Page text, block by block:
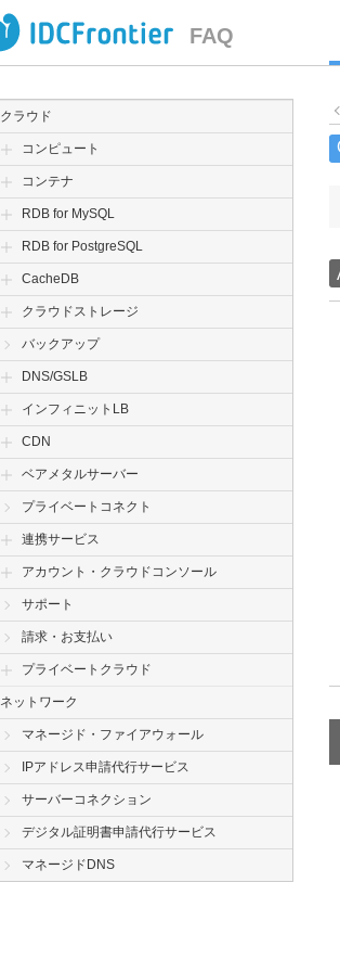
FAQ
クラウド
コンピュート
コンテナ
RDB for MySQL
RDB for PostgreSQL
CacheDB
クラウドストレージ
バックアップ
DNS/GSLB
インフィニットLB
CDN
ベアメタルサーバー
プライベートコネクト
連携サービス
アカウント・クラウドコンソール
サポート
請求・お支払い
プライベートクラウド
ネットワーク
マネージド・ファイアウォール
IPアドレス申請代行サービス
サーバーコネクション
デジタル証明書申請代行サービス
マネージドDNS